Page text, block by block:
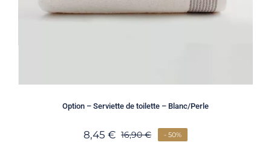
Option – Serviette de toilette – Blanc/Perle
16,90€
8,45€ - 50%